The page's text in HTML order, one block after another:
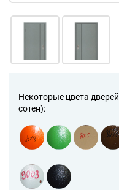
Некоторые цвета
сотен):